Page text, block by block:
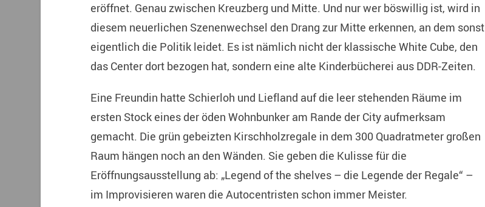
eröffnet. Genau zwischen Kreuzberg und Mitte. Und nur wer böswillig ist, wird in
diesem neuerlichen Szenenwechsel den Drang zur Mitte erkennen, an dem sonst
eigentlich die Politik leidet. Es ist nämlich nicht der klassische White Cube, den
das Center dort bezogen hat, sondern eine alte Kinderbücherei aus DDR-Zeiten.
Eine Freundin hatte Schierloh und Liefland auf die leer stehenden Räume im
ersten Stock eines der öden Wohnbunker am Rande der City aufmerksam
gemacht. Die grün gebeizten Kirschholzregale in dem 300 Quadratmeter großen
Raum hängen noch an den Wänden. Sie geben die Kulisse für die
Eröffnungsausstellung ab: „Legend of the shelves – die Legende der Regale“ –
im Improvisieren waren die Autocentristen schon immer Meister.